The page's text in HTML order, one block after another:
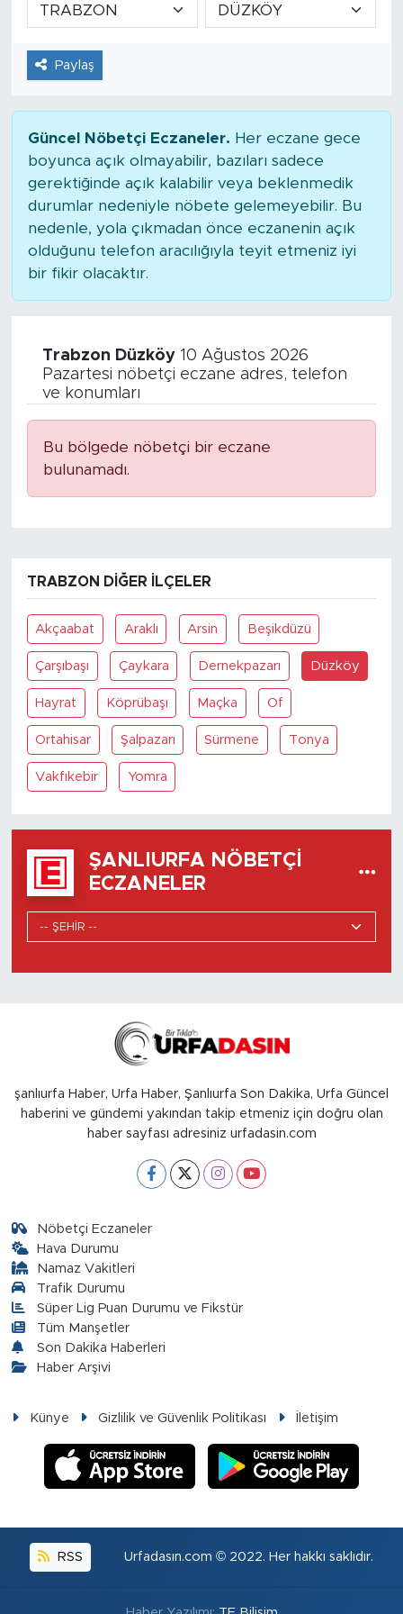
Paylaş
Güncel Nöbetçi Eczaneler. Her eczane gece
boyunca açık olmayabilir, bazıları sadece
gerektiğinde açık kalabilir veya beklenmedik
durumlar nedeniyle nöbete gelemeyebilir. Bu
nedenle, yola çıkmadan önce eczanenin açık
olduğunu telefon aracılığıyla teyit etmeniz iyi
bir fikir olacaktır.
Trabzon Düzköy10 Ağustos 2026
Pazartesi nöbetçi eczane adres, telefon
ve konumları
Bu bölgede nöbetçi bir eczane
bulunamadı.
TRABZON DIĞER İLÇELER
Akçaabat Araklı Arsin Beşikdüzü
Çarşıbaşı Çaykara Dernekpazarı Düzköy
Hayrat Köprübaşı Maçka Of
Ortahisar Şalpazarı Sürmene Tonya
Vakfıkebir Yomra
ŞANLIURFA NÖBETÇI
ECZANELER
şanlıurfa Haber, Urfa Haber, Şanlıurfa Son Dakika, Urfa Güncel
haberini ve gündemi yakından takip etmeniz için doğru olan
haber sayfası adresiniz urfadasin.com
Nöbetçi Eczaneler
Hava Durumu
Namaz Vakitleri
Trafik Durumu
Süper Lig Puan Durumu ve Fikstür
Tüm Manşetler
Son Dakika Haberleri
Haber Arşivi
Künye Gizlilik ve Güvenlik Politikası İletişim
RSS Urfadasın.com © 2022. Her hakkı saklıdır.